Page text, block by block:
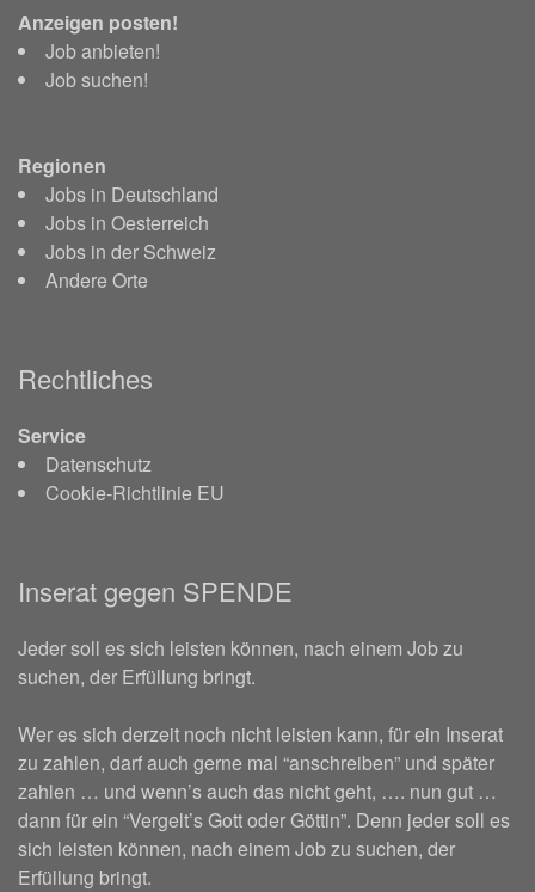
Anzeigen posten!
Job anbieten!
Job suchen!
Regionen
Jobs in Deutschland
Jobs in Oesterreich
Jobs in der Schweiz
Andere Orte
Rechtliches
Service
Datenschutz
Cookie-Richtlinie EU
Inserat gegen SPENDE
Jeder soll es sich leisten können, nach einem Job zu
suchen, der Erfüllung bringt.
Wer es sich derzeit noch nicht leisten kann, für ein Inserat
zu zahlen, darf auch gerne mal “anschreiben” und später
zahlen … und wenn’s auch das nicht geht, …. nun gut …
dann für ein “Vergelt’s Gott oder Göttin”. Denn jeder soll es
sich leisten können, nach einem Job zu suchen, der
Erfüllung bringt.